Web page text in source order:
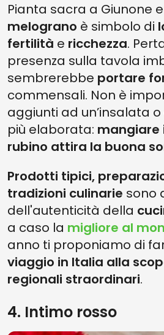
Pianta sacra a Giunone
melograno è simbolo di
fertilità e ricchezza.
presenza sulla tavola
sembrerebbe portare
commensali. Non è
aggiunti ad un’insalata
più elaborata: mangiare
rubino attira la buona
Prodotti tipici,
tradizioni culinarie sono
dell'autenticità della
a caso la migliore al
anno ti proponiamo di
viaggio in Italia alla
regionali straordinari.
4. Intimo rosso